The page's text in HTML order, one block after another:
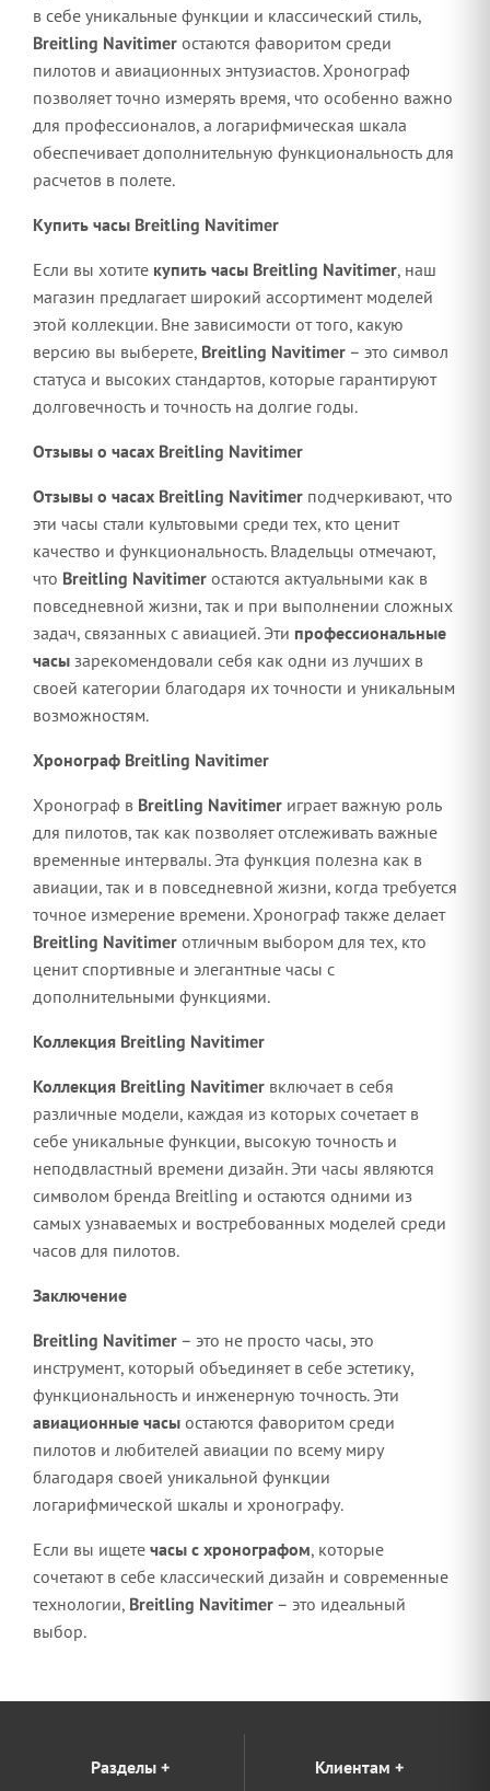
в себе уникальные функции и классический стиль,
Breitling Navitimer остаются фаворитом среди
пилотов и авиационных энтузиастов. Хронограф
позволяет точно измерять время, что особенно важно
для профессионалов, а логарифмическая шкала
обеспечивает дополнительную функциональность для
расчетов в полете.
Купить часы Breitling Navitimer
Если вы хотите купить часы Breitling Navitimer, наш
магазин предлагает широкий ассортимент моделей
этой коллекции. Вне зависимости от того, какую
версию вы выберете, Breitling Navitimer – это символ
статуса и высоких стандартов, которые гарантируют
долговечность и точность на долгие годы.
Отзывы о часах Breitling Navitimer
Отзывы о часах Breitling Navitimer подчеркивают, что
эти часы стали культовыми среди тех, кто ценит
качество и функциональность. Владельцы отмечают,
что Breitling Navitimer остаются актуальными как в
повседневной жизни, так и при выполнении сложных
задач, связанных с авиацией. Эти профессиональные
часы зарекомендовали себя как одни из лучших в
своей категории благодаря их точности и уникальным
возможностям.
Хронограф Breitling Navitimer
Хронограф в Breitling Navitimer играет важную роль
для пилотов, так как позволяет отслеживать важные
временные интервалы. Эта функция полезна как в
авиации, так и в повседневной жизни, когда требуется
точное измерение времени. Хронограф также делает
Breitling Navitimer отличным выбором для тех, кто
ценит спортивные и элегантные часы с
дополнительными функциями.
Коллекция Breitling Navitimer
Коллекция Breitling Navitimer включает в себя
различные модели, каждая из которых сочетает в
себе уникальные функции, высокую точность и
неподвластный времени дизайн. Эти часы являются
символом бренда Breitling и остаются одними из
самых узнаваемых и востребованных моделей среди
часов для пилотов.
Заключение
Breitling Navitimer – это не просто часы, это
инструмент, который объединяет в себе эстетику,
функциональность и инженерную точность. Эти
авиационные часы остаются фаворитом среди
пилотов и любителей авиации по всему миру
благодаря своей уникальной функции
логарифмической шкалы и хронографу.
Если вы ищете часы с хронографом, которые
сочетают в себе классический дизайн и современные
технологии, Breitling Navitimer – это идеальный
выбор.
Разделы + Клиентам +